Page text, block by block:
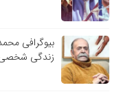
بیوگرافی
زندگی